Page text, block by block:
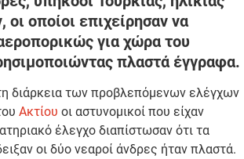
οι οποίοι επιχείρησαν να
για χώρα του
πλαστά έγγραφα.
διάρκεια των προβλεπόμενων ελέγχων
Ακτίου οι αστυνομικοί που είχαν
έλεγχο διαπίστωσαν ότι τα
οι δύο νεαροί άνδρες ήταν πλαστά.